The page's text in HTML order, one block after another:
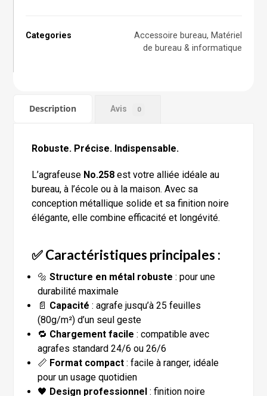
Categories Accessoire bureau, Matériel
de bureau & informatique
Description Avis 0
Robuste. Précise. Indispensable.
L’agrafeuse No.258 est votre alliée idéale au
bureau, à l’école ou à la maison. Avec sa
conception métallique solide et sa finition noire
élégante, elle combine efficacité et longévité.
✅ Caractéristiques principales :
🔩Structure en métal robuste : pour une
durabilité maximale
📄 Capacité : agrafe jusqu’à 25 feuilles
(80g/m²) d’un seul geste
🔁 Chargement facile : compatible avec
agrafes standard 24/6 ou 26/6
📏 Format compact : facile à ranger, idéale
pour un usage quotidien
🖤 Design professionnel : finition noire